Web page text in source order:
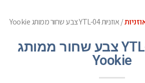
/ אוזניות YTL-04 צבע שחור ממותג Yookie
אוזניות YTL-04 צבע שחור ממותג
Yookie